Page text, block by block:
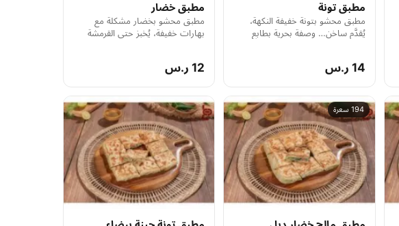
مطبق تونة
مطبق محشو بتونة خفيفة النكهة،
يُقدَّم ساخن… وصفة بحرية بطابع
14 ر.س
مطبق خضار
مطبق محشو بخضار مشكلة مع
بهارات خفيفة، يُخبز حتى القرمشة
12 ر.س
194 سعرة